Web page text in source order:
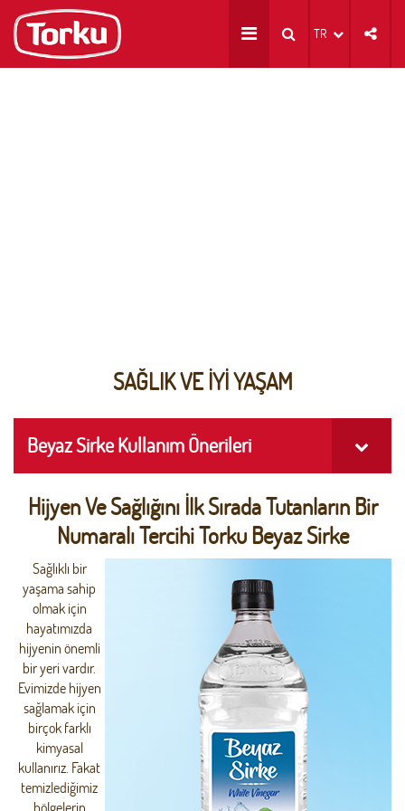
TR
SAĞLIK VE İYİ YAŞAM
Beyaz Sirke Kullanım Önerileri
Hijyen Ve Sağlığını İlk Sırada Tutanların Bir
Numaralı Tercihi Torku Beyaz Sirke
Sağlıklı bir
yaşama sahip
olmak için
hayatımızda
hijyenin önemli
bir yeri vardır.
Evimizde hijyen
sağlamak için
birçok farklı
kimyasal
kullanırız. Fakat
temizlediğimiz
bölgelerin